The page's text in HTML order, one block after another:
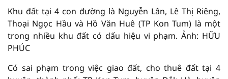
Khu đất tại 4 con đường là Nguyễn Lân, Lê Thị Riêng,
Thoại Ngọc Hầu và Hồ Văn Huê (TP Kon Tum) là một
trong nhiều khu đất có dấu hiệu vi phạm. Ảnh: HỮU
PHÚC
Có sai phạm trong việc giao đất, cho thuê đất tại 4